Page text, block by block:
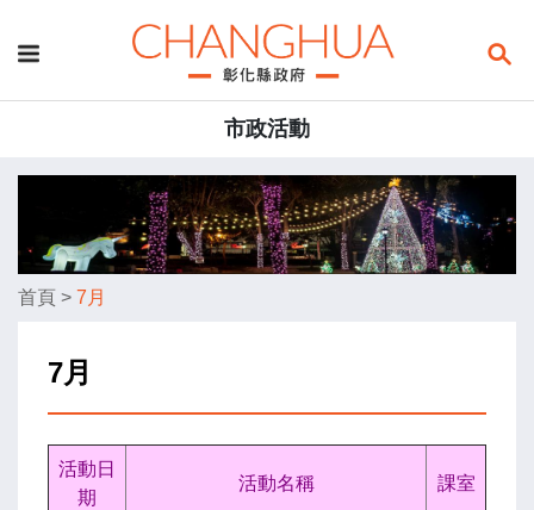
市政活動
首頁 > 7月
7月
活動日
期
活動名稱 課室